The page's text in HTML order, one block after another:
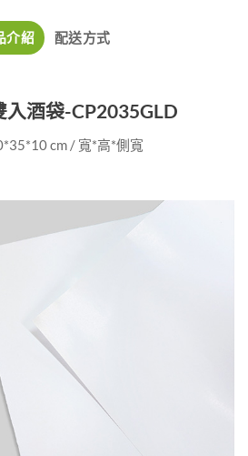
介紹 配送方式
入酒袋-CP2035GLD
cm / 寬*高*側寬